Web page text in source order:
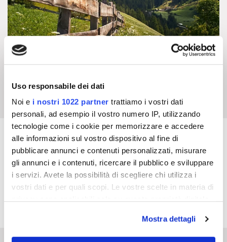
Uso responsabile dei dati
Noi e i nostri 1022 partner trattiamo i vostri dati
personali, ad esempio il vostro numero IP, utilizzando
tecnologie come i cookie per memorizzare e accedere
alle informazioni sul vostro dispositivo al fine di
pubblicare annunci e contenuti personalizzati, misurare
gli annunci e i contenuti, ricercare il pubblico e sviluppare
i servizi. Avete la possibilità di scegliere chi utilizza i
vostri dati e per quali scopi. Le vostre scelte in materia di
modificare o revocare il proprio consenso in qualsiasi
momento dalla Dichiarazione sui cookie o facendo clic
Mostra dettagli
REQUEST QUOTE
Do you want to request more information for your
stay. Or do you have other needs? Fill out the form